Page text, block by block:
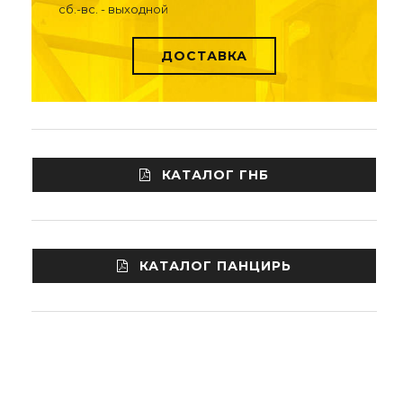
сб.-вс. - выходной
ДОСТАВКА
КАТАЛОГ ГНБ
КАТАЛОГ ПАНЦИРЬ